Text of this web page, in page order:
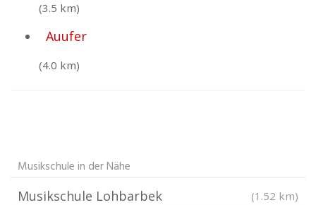
(3.5 km)
Auufer
(4.0 km)
Musikschule in der Nähe
Musikschule Lohbarbek (1.52 km)